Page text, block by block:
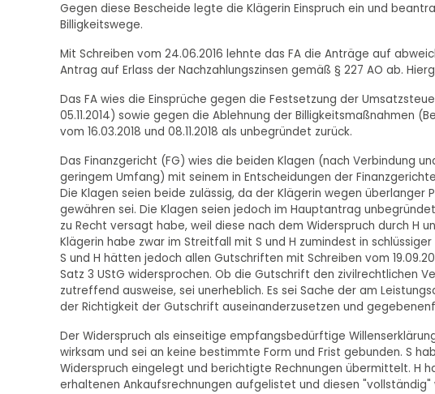
Gegen diese Bescheide legte die Klägerin Einspruch ein und
Billigkeitswege.
Mit Schreiben vom 24.06.2016 lehnte das FA die Anträge auf
Antrag auf Erlass der Nachzahlungszinsen gemäß § 227 AO ab.
Das FA wies die Einsprüche gegen die Festsetzung der
05.11.2014) sowie gegen die Ablehnung der Billigkeitsmaßnahmen
vom 16.03.2018 und 08.11.2018 als unbegründet zurück.
Das Finanzgericht (FG) wies die beiden Klagen (nach Verbindung
geringem Umfang) mit seinem in Entscheidungen der
Die Klagen seien beide zulässig, da der Klägerin wegen
gewähren sei. Die Klagen seien jedoch im Hauptantrag
zu Recht versagt habe, weil diese nach dem Widerspruch durch H
Klägerin habe zwar im Streitfall mit S und H zumindest in
S und H hätten jedoch allen Gutschriften mit Schreiben vom
Satz 3 UStG widersprochen. Ob die Gutschrift den zivilrechtlichen
zutreffend ausweise, sei unerheblich. Es sei Sache der am
der Richtigkeit der Gutschrift auseinanderzusetzen und
Der Widerspruch als einseitige empfangsbedürftige
wirksam und sei an keine bestimmte Form und Frist gebunden. S
Widerspruch eingelegt und berichtigte Rechnungen übermittelt. H
erhaltenen Ankaufsrechnungen aufgelistet und diesen "vollständig"